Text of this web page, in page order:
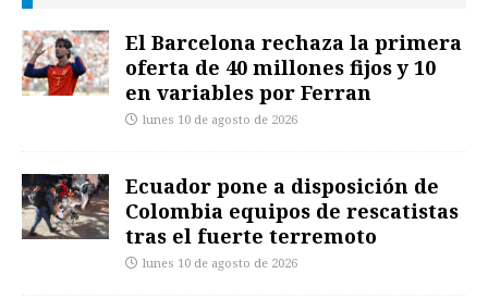
El Barcelona rechaza la primera
oferta de 40 millones fijos y 10
en variables por Ferran
lunes 10 de agosto de 2026
Ecuador pone a disposición de
Colombia equipos de rescatistas
tras el fuerte terremoto
lunes 10 de agosto de 2026